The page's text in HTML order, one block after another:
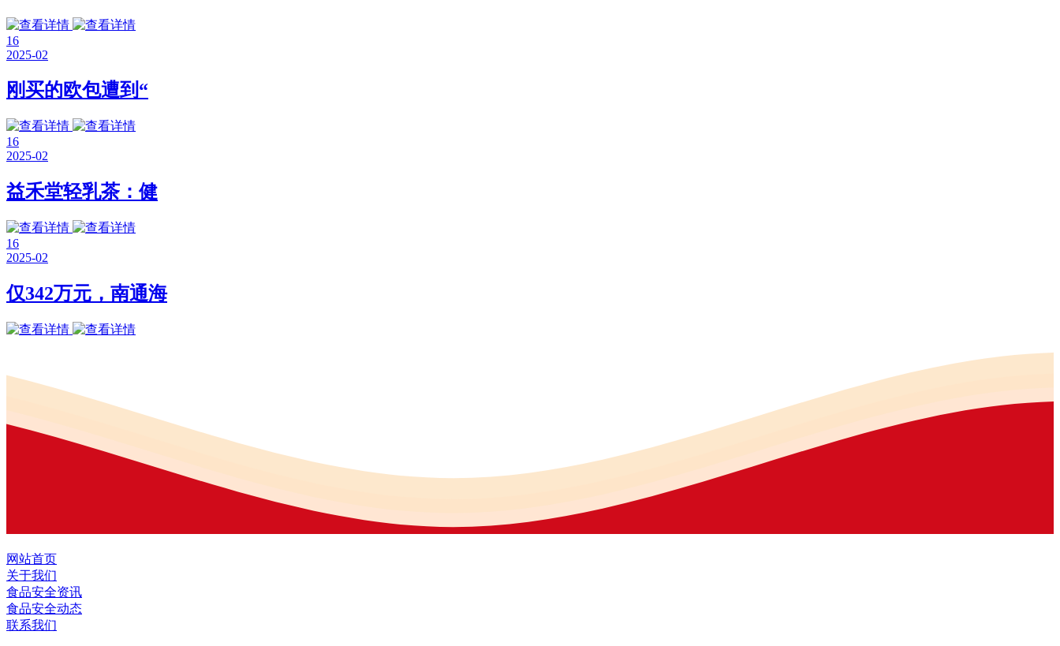
16
2025-02
刚买的欧包遭到“
16
2025-02
益禾堂轻乳茶：健
16
2025-02
仅342万元，南通海
网站首页
关于我们
食品安全资讯
食品安全动态
联系我们